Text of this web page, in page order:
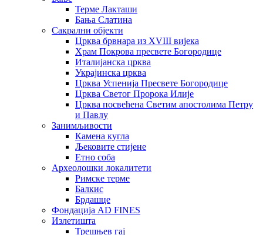
Терме Лакташи
Бања Слатина
Сакрални објекти
Црква брвнара из XVIII вијека
Храм Покрова пресвете Богородице
Италијанска црква
Украјинска црква
Црква Успенија Пресвете Богородице
Црква Светог Пророка Илије
Црква посвећена Светим апостолима Петру
и Павлу
Занимљивости
Камена кугла
Љековите стијене
Етно соба
Археолошки локалитети
Римске терме
Балкис
Брдашце
Фондација AD FINES
Излетишта
Трешњев гај